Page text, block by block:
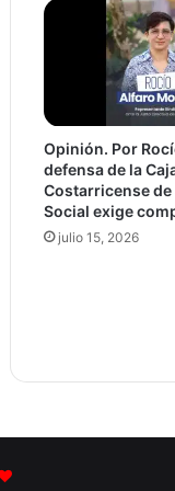
Opinión. Por
defensa de la
Costarricense de
Social exige
julio 15, 2026